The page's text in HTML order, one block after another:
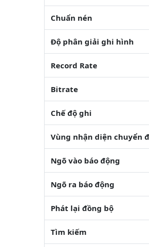
Chuẩn nén
Độ phân giải ghi hình
Record Rate
Bitrate
Chế độ ghi
Vùng nhận diện chuyển
Ngõ vào báo động
Ngõ ra báo động
Phát lại đồng bộ
Tìm kiếm